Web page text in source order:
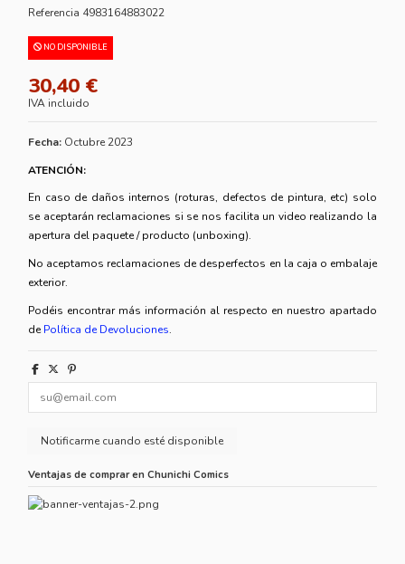
Referencia 4983164883022
NO DISPONIBLE
30,40 €
IVA incluido
Fecha: Octubre 2023
ATENCIÓN:
En caso de daños internos (roturas, defectos de pintura, etc) solo
se aceptarán reclamaciones si se nos facilita un video realizando la
apertura del paquete / producto (unboxing).
No aceptamos reclamaciones de desperfectos en la caja o embalaje
exterior.
Podéis encontrar más información al respecto en nuestro apartado
dePolítica de Devoluciones.
Ventajas de comprar en Chunichi Comics